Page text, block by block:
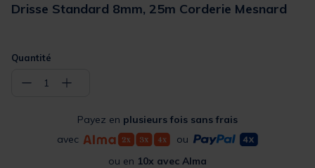
Drisse Standard 8mm, 25m Corderie Mesnard
Quantité
− 1 +
Payez en plusieurs fois sans frais
avec
ou
ou en 10x avec Alma